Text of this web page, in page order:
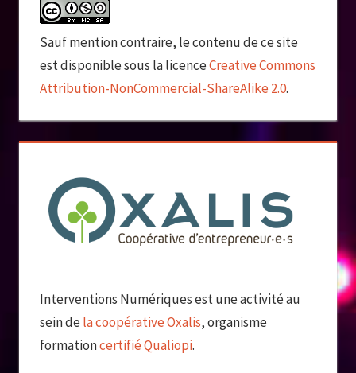
Sauf mention contraire, le contenu de ce site
est disponible sous la licenceCreative Commons
Attribution-NonCommercial-ShareAlike 2.0.
Interventions Numériques est une activité au
sein dela coopérative Oxalis, organisme
formationcertifié Qualiopi.